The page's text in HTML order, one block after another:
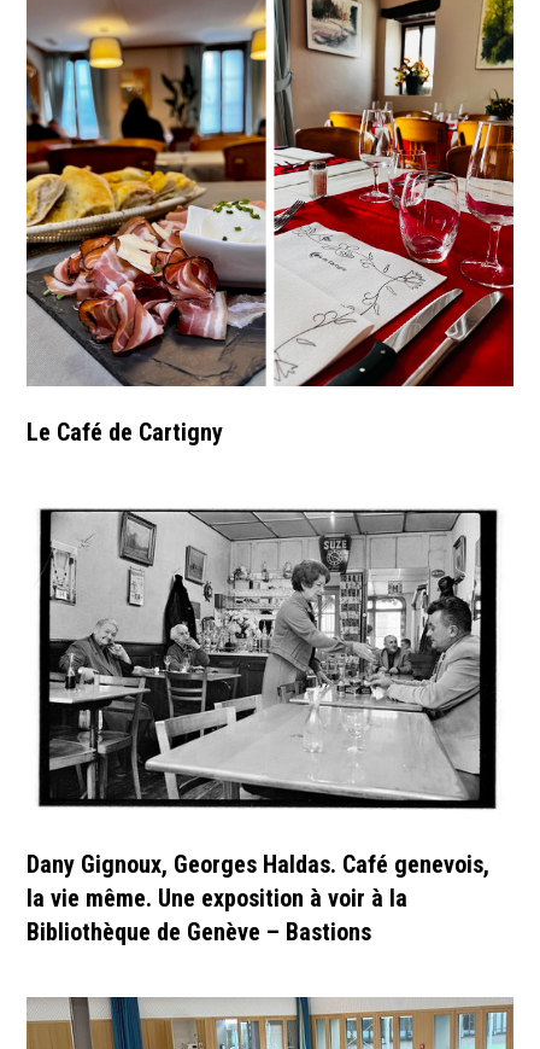
Le Café de Cartigny
Dany Gignoux, Georges Haldas. Café genevois,
la vie même. Une exposition à voir à la
Bibliothèque de Genève – Bastions